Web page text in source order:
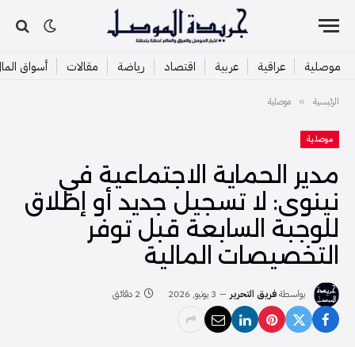
موصلية عراقية عربية اقتصاد رياضة مقالات أسواق
الرئيسية » موصلية
موصلية
مدير الحماية الاجتماعية في
نينوى: لا تسجيل جديد أو إطلاق
للوجبة السابعة قبل توفر
التخصيصات المالية
بواسطةفريق التحرير 3 يونيو, 2026 2 دقائق